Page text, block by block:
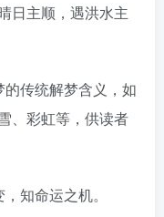
日主顺，遇洪水主
传统解梦含义，如
、彩虹等，供读者
知命运之机。